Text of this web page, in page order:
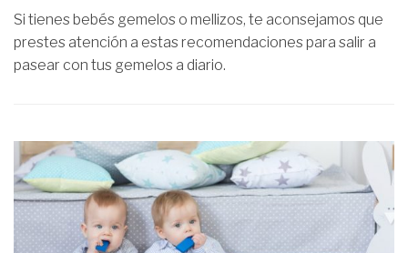
Si tienes bebés gemelos o mellizos, te aconsejamos que
prestes atención a estas recomendaciones para salir a
pasear con tus gemelos a diario.